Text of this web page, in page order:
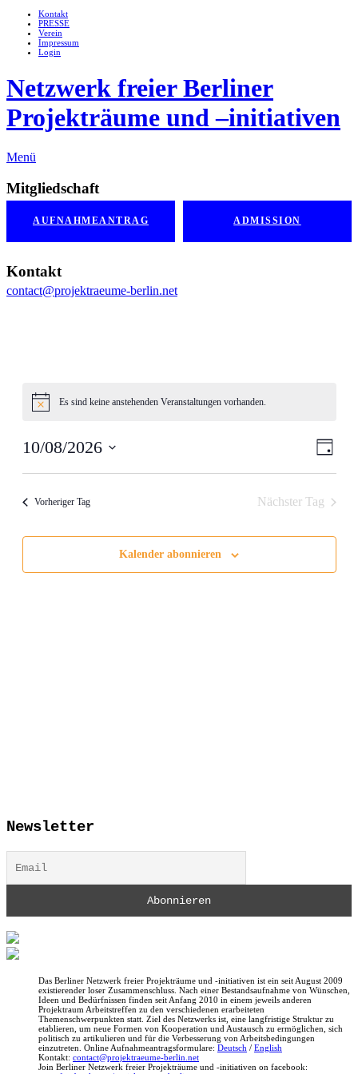
Kontakt
PRESSE
Verein
Impressum
Login
Netzwerk freier Berliner
Projekträume und –initiativen
Menü
Mitgliedschaft
AUFNAHMEANTRAG ADMISSION
Kontakt
contact@projektraeume-berlin.net
HinweisEs sind keine anstehenden Veranstaltungen vorhanden.
Tag
10/08/2026
Vorheriger Tag Nächster Tag
Kalender abonnieren
Newsletter
Das Berliner Netzwerk freier Projekträume und -initiativen ist ein seit August 2009
existierender loser Zusammenschluss. Nach einer Bestandsaufnahme von Wünschen,
Ideen und Bedürfnissen finden seit Anfang 2010 in einem jeweils anderen
Projektraum Arbeitstreffen zu den verschiedenen erarbeiteten
Themenschwerpunkten statt. Ziel des Netzwerks ist, eine langfristige Struktur zu
etablieren, um neue Formen von Kooperation und Austausch zu ermöglichen, sich
politisch zu artikulieren und für die Verbesserung von Arbeitsbedingungen
einzutreten. Online Aufnahmeantragsformulare: Deutsch / English
Kontakt: contact@projektraeume-berlin.net
Join Berliner Netzwerk freier Projekträume und -initiativen on facebook: